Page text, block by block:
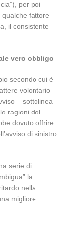
per poi
qualche fattore
il consistente
vero obbligo
secondo cui è
volontario
– sottolinea
ragioni del
dovuto offrire
di sinistro
serie di
la
nella
migliore